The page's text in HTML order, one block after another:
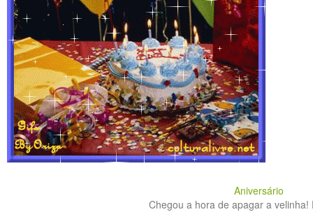
Aniversário
Chegou a hora de apagar a velinha!